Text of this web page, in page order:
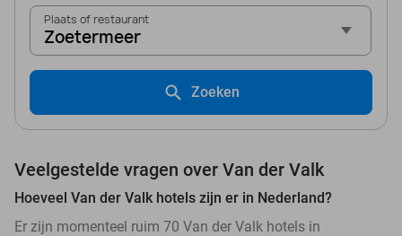
Plaats of restaurant
Zoetermeer
Zoeken
Veelgestelde vragen over Van der Valk
Hoeveel Van der Valk hotels zijn er in Nederland?
Er zijn momenteel ruim 70 Van der Valk hotels in